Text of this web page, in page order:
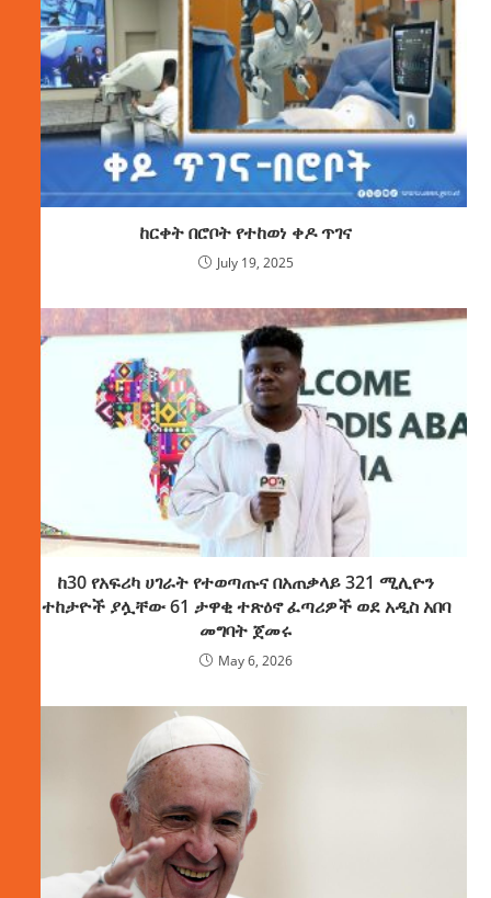
ከርቀት በሮቦት የተከወነ ቀዶ ጥገና
July 19, 2025
ከ30 የአፍሪካ ሀገራት የተወጣጡና በአጠቃላይ 321 ሚሊዮን
ተከታዮች ያሏቸው 61 ታዋቂ ተጽዕኖ ፈጣሪዎች ወደ አዲስ አበባ
መግባት ጀመሩ
May 6, 2026